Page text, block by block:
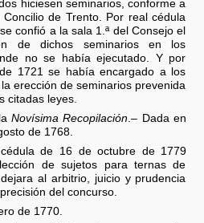
hiciesen seminarios, conforme a
de Trento. Por real cédula
confió a la sala 1.ª del Consejo el
de dichos seminarios en los
no se había ejecutado. Y por
1721 se había encargado a los
erección de seminarios prevenida
citadas leyes.
laNovísima Recopilación.– Dada en
de 1768.
de 16 de octubre de 1779
de sujetos para ternas de
al arbitrio, juicio y prudencia
del concurso.
de 1770.